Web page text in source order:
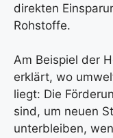
direkten
Rohstoffe.
Am Beispiel der
erklärt, wo
liegt: Die
sind, um neuen
unterbleiben,